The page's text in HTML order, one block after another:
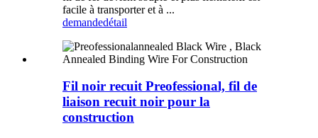
facile à transporter et à ...
demandedétail
Fil noir recuit Preofessional, fil de
liaison recuit noir pour la
construction